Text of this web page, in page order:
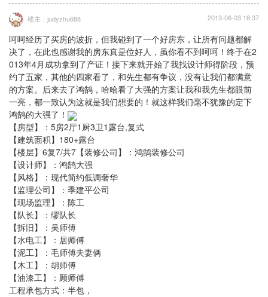
楼主：judyzhu688 2013-06-03 18:37
呵呵经历了买房的波折，但我碰到了一个好房东，让所有问题都解
决了，在此也感谢我的房东真是位好人，虽你看不到呵呵！终于在2
013年4月成功拿到了产证！接下来就开始了我找设计师得阶段，预
约了五家，其他的四家看了，和先生都有争议，没有让我们都满意
的方案。后来去了鸿鹄，哈哈看了大强的方案让我和我先生都眼前
一亮，都一致认为这就是我们想要的！就这样我们毫不犹豫的定下
鸿鹄的大强了！
【房型】：5房2厅1厨3卫1露台,复式
【建筑面积】180+露台
【楼层】6复7/共7【装修公司】：鸿鹄装修公司
【设计师】：鸿鹄大强
【风格】：现代简约低调奢华
【监理公司】：季建平公司
【现场监理】：陈工
【队长】：缪队长
【拆旧】：吴师傅
【水电工】：居师傅
【泥工】：毛师傅夫妻俩
【木工】：胡师傅
【油漆工】：顾师傅
工程承包方式：半包，